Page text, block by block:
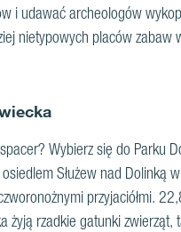
i udawać archeologów
nietypowych placów zabaw
Wybierz się do Parku
Służew nad Dolinką
przyjaciółmi.
żyją rzadkie gatunki